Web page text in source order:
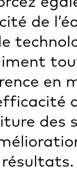
de
en
des
résultats.